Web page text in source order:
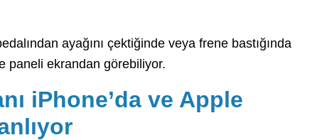
ayağını çektiğinde veya frene bastığında
paneli ekrandan görebiliyor.
iPhone’da ve Apple